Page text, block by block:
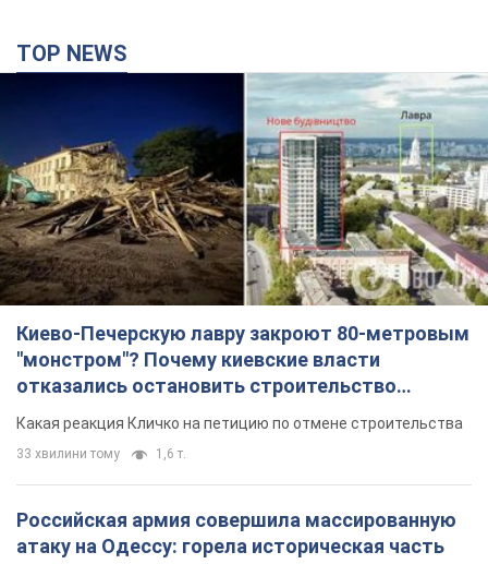
Киево-Печерскую лавру закроют 80-метровым
"монстром"? Почему киевские власти
отказались остановить строительство
небоскреба "московского верующего"
Какая реакция Кличко на петицию по отмене строительства
33 хвилини тому 1,6 т.
Российская армия совершила массированную
атаку на Одессу: горела историческая часть
города, есть пострадавшие. Фото и видео
Для террора враг применил ракеты и дроны
2 години тому 51,4 т.
«Они воюют против продовольственной
безопасности мира!» Зеленский заявил, что
ракет, большинство из которых – баллистические
годину тому 345